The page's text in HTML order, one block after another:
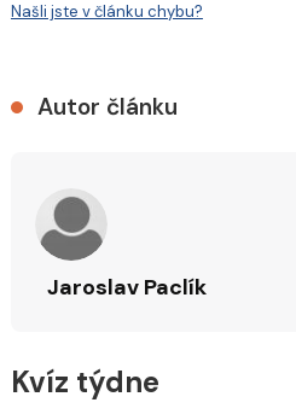
Našli jste v článku chybu?
Autor článku
Jaroslav Paclík
Kvíz týdne